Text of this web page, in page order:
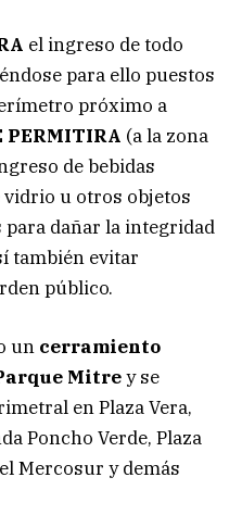
el ingreso de todo
para ello puestos
próximo a
PERMITIRA (a la zona
de bebidas
vidrio u otros objetos
dañar la integridad
también evitar
público.
un cerramiento
Mitrey se
en Plaza Vera,
Poncho Verde, Plaza
Mercosur y demás